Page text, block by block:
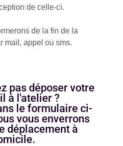
de celle-ci.
de la fin de la
mail, appel ou sms.
pas déposer votre
à l'atelier ?
le formulaire ci-
vous enverrons
déplacement à